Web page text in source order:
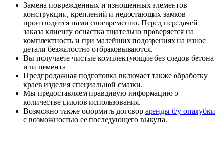
Замена поврежденных и изношенных элементов
конструкции, креплений и недостающих замков
производится нами своевременно. Перед передачей
заказа клиенту оснастка тщательно проверяется на
комплектность и при малейших подозрениях на износ
детали безжалостно отбраковываются.
Вы получаете чистые комплектующие без следов бетона
или цемента.
Предпродажная подготовка включает также обработку
краев изделия специальной смазки.
Мы предоставляем правдивую информацию о
количестве циклов использования.
Возможно также оформить договор аренды б/у опалубки
с возможностью ее последующего выкупа.